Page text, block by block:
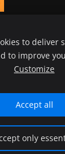
Sīkdatnes
visas
to deliver
to improve
Customize
Accept all
only